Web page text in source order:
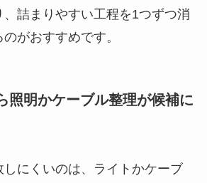
詰まりやすい工程を1つずつ消
がおすすめです。
照明かケーブル整理が候補に
にくいのは、ライトかケーブ